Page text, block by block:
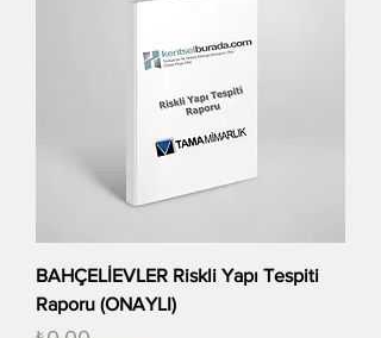
BAHÇELİEVLER Riskli Yapı Tespiti
Raporu (ONAYLI)